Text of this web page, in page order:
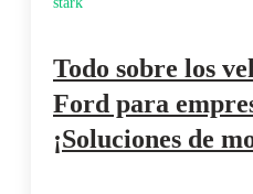
Todo sobre los
Ford para
¡Soluciones de